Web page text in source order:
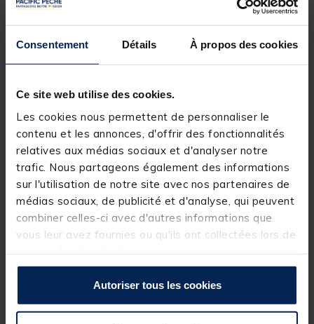
Consentement Détails À propos des cookies
Ce site web utilise des cookies.
Les cookies nous permettent de personnaliser le
contenu et les annonces, d'offrir des fonctionnalités
relatives aux médias sociaux et d'analyser notre
trafic. Nous partageons également des informations
sur l'utilisation de notre site avec nos partenaires de
médias sociaux, de publicité et d'analyse, qui peuvent
combiner celles-ci avec d'autres informations que
vous leur avez fournies ou qu'ils ont collectées lors de
Autoriser tous les cookies
Description & détails
Vous cherchez à atteindre de plus grandes
distances de lancer ? Alors n'hésitez pas à essayer le
plomb bombe
. En effet, son aérodynamisme
permettra à vos montages d'atteindre de grandes
distances même avec la présence de vents forts.
Plomb de lancer vendus par 5.
Disponible en 50, 60, 70, 80, 90, 100, 110 et 130
grammes.
Spécifications